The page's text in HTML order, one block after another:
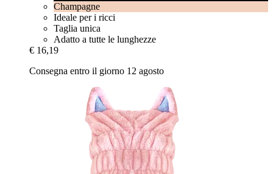
Champagne
Ideale per i ricci
Taglia unica
Adatto a tutte le lunghezze
€ 16,19
Consegna entro il giorno 12 agosto